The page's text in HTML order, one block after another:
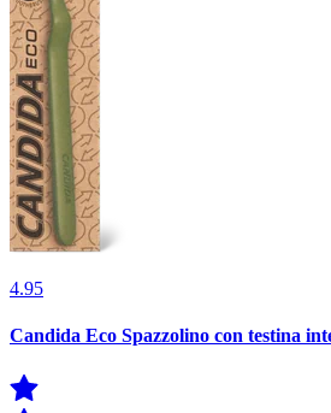
4.95
Candida Eco Spazzolino con testina